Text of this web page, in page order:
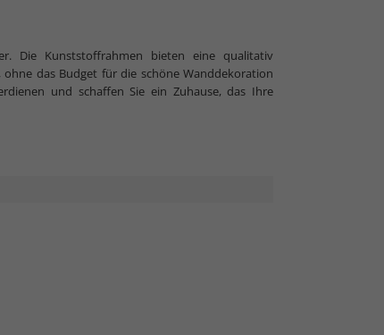
Die Kunststoffrahmen bieten eine qualitativ
das Budget für die schöne Wanddekoration
und schaffen Sie ein Zuhause, das Ihre